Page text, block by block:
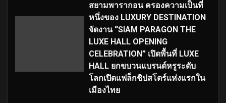
สยามพารากอน ครองความเป็นที่
หนึ่งของ LUXURY DESTINATION
จัดงาน “SIAM PARAGON THE
LUXE HALL OPENING
CELEBRATION” เปิดพื้นที่ LUXE
HALL ยกขบวนแบรนด์หรูระดับ
โลกเปิดแฟล็กชิปสโตร์แห่งแรกใน
เมืองไทย